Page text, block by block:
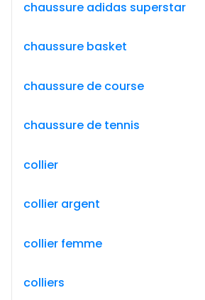
chaussure adidas superstar
chaussure basket
chaussure de course
chaussure de tennis
collier
collier argent
collier femme
colliers